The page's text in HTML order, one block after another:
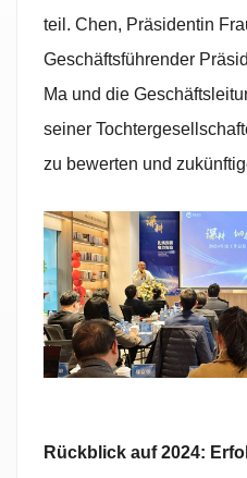
teil. Chen, Präsidentin
Geschäftsführender
Ma und die
seiner
zu bewerten und
Rückblick auf 2024: